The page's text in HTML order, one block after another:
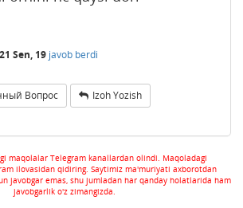
21 Sen, 19 javob berdi
Вопрос Izoh Yozish
maqolalar Telegram kanallardan olindi. Maqoladagi
ilovasidan qidiring. Saytimiz ma'muriyati axborotdan
javobgar emas, shu jumladan har qanday holatlarida ham
javobgarlik o'z zimangizda.